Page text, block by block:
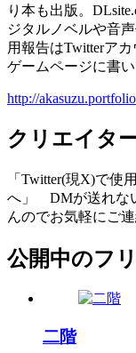
り本も出版。
ジタルノベルや音
用報告はTwitterア
ゲームページに書
http://
クリエイタ
「Twitter(現X)で使
へ」 DMが送れな
んのでお気軽にご連
公開中のフ
二階